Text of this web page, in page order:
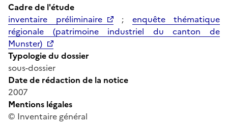
Cadre de l'étude
inventaire préliminaire
; enquête thématique
régionale (patrimoine industriel du canton de
Munster)
Typologie du dossier
sous-dossier
Date de rédaction de la notice
2007
Mentions légales
© Inventaire général